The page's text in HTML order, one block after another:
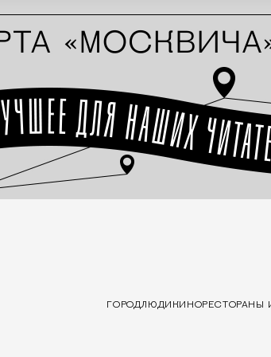
ГОРОДЛЮДИ КИНОРЕСТОРАНЫ